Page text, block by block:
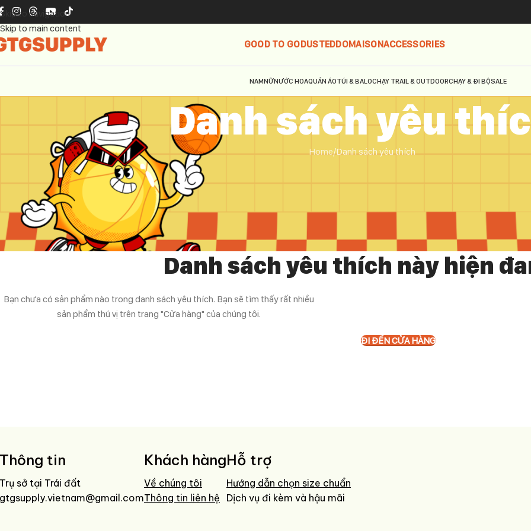
Skip to navigation
Skip to main content
GOOD TO GODUSTEDDOMAISONACCESSORIES
NAMNỮNƯỚC HOAQUẦN ÁOTÚI & BALOCHẠY TRAIL & OUTDOORCHẠY & ĐI BỘSALE
Danh sách yêu
Home Danh sách yêu thích
Danh sách yêu thích này hiện
Bạn chưa có sản phẩm nào trong danh sách yêu thích. Bạn sẽ tìm thấy rất nhiều
sản phẩm thú vị trên trang "Cửa hàng" của chúng tôi.
ĐI ĐẾN CỬA HÀNG
Thông tin
Trụ sở tại Trái đất
gtgsupply.vietnam@gmail.com
Khách hàng
Về chúng tôi
Thông tin liên hệ
Hỗ trợ
Hướng dẫn chọn size chuẩn
Dịch vụ đi kèm và hậu mãi